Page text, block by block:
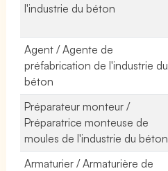
l'industrie du béton
Agent / Agente de
préfabrication de l'industrie du
béton
Préparateur monteur /
Préparatrice monteuse de
moules de l'industrie du béton
Armaturier / Armaturière de